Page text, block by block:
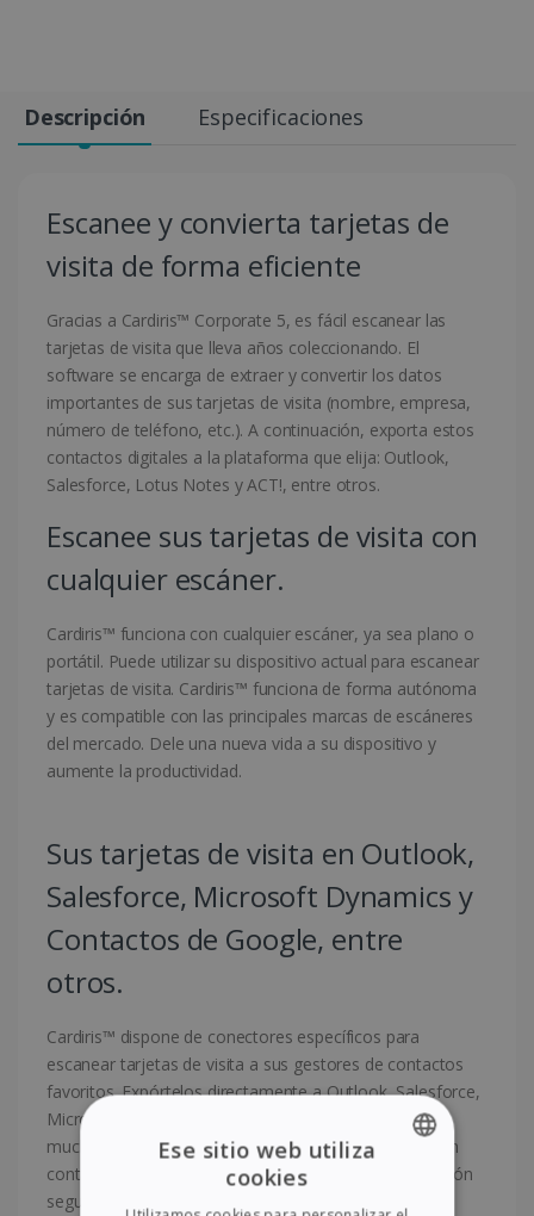
Descripción Especificaciones
Escanee y convierta tarjetas de
visita de forma eficiente
Gracias a Cardiris™ Corporate 5, es fácil escanear las
tarjetas de visita que lleva años coleccionando. El
software se encarga de extraer y convertir los datos
importantes de sus tarjetas de visita (nombre, empresa,
número de teléfono, etc.). A continuación, exporta estos
contactos digitales a la plataforma que elija: Outlook,
Salesforce, Lotus Notes y ACT!, entre otros.
Escanee sus tarjetas de visita con
cualquier escáner.
Cardiris™ funciona con cualquier escáner, ya sea plano o
portátil. Puede utilizar su dispositivo actual para escanear
tarjetas de visita. Cardiris™ funciona de forma autónoma
y es compatible con las principales marcas de escáneres
del mercado. Dele una nueva vida a su dispositivo y
aumente la productividad.
Sus tarjetas de visita en Outlook,
Salesforce, Microsoft Dynamics y
Contactos de Google, entre
otros.
Cardiris™ dispone de conectores específicos para
escanear tarjetas de visita a sus gestores de contactos
favoritos. Expórtelos directamente a Outlook, Salesforce,
Microsoft Dynamics CRM, Contactos de Google y
muchos otros. Ideal para convertir tarjetas de visita en
contactos digitales disponibles en la nube, una ubicación
segura y accesible en cualquier momento.
Ese sitio web utiliza
cookies